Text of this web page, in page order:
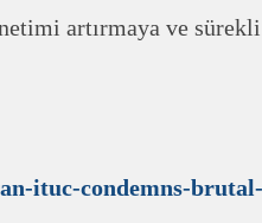
artırmaya ve
ituc-condemns-